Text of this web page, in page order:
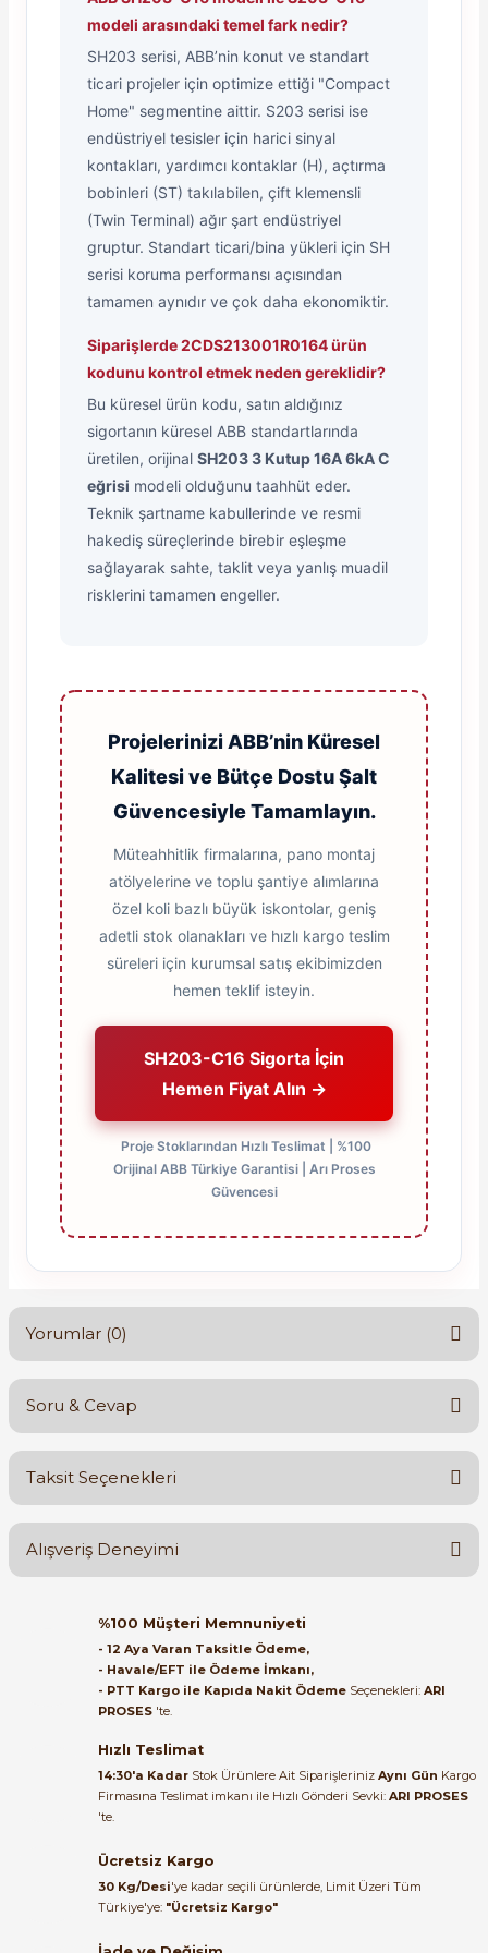
modeli arasındaki temel fark nedir?
SH203 serisi, ABB’nin konut ve standart
ticari projeler için optimize ettiği "Compact
Home" segmentine aittir. S203 serisi ise
endüstriyel tesisler için harici sinyal
kontakları, yardımcı kontaklar (H), açtırma
bobinleri (ST) takılabilen, çift klemensli
(Twin Terminal) ağır şart endüstriyel
gruptur. Standart ticari/bina yükleri için SH
serisi koruma performansı açısından
tamamen aynıdır ve çok daha ekonomiktir.
Siparişlerde 2CDS213001R0164 ürün
kodunu kontrol etmek neden gereklidir?
Bu küresel ürün kodu, satın aldığınız
sigortanın küresel ABB standartlarında
üretilen, orijinal SH203 3 Kutup 16A 6kA C
eğrisi modeli olduğunu taahhüt eder.
Teknik şartname kabullerinde ve resmi
hakediş süreçlerinde birebir eşleşme
sağlayarak sahte, taklit veya yanlış muadil
risklerini tamamen engeller.
Projelerinizi ABB’nin Küresel
Kalitesi ve Bütçe Dostu Şalt
Güvencesiyle Tamamlayın.
Müteahhitlik firmalarına, pano montaj
atölyelerine ve toplu şantiye alımlarına
özel koli bazlı büyük iskontolar, geniş
adetli stok olanakları ve hızlı kargo teslim
süreleri için kurumsal satış ekibimizden
hemen teklif isteyin.
SH203-C16 Sigorta İçin
Hemen Fiyat Alın →
Proje Stoklarından Hızlı Teslimat | %100
Orijinal ABB Türkiye Garantisi | Arı Proses
Güvencesi
Yorumlar (0)
Bu ürüne ilk yorumu siz yapın!
Soru & Cevap
Ürün hakkında henüz soru sorulmamış.
Taksit Seçenekleri
Alışveriş Deneyimi
Orijinal kutusuyla ertesi gün
ulaştı elimize. Teşekkürler.
B... A... | 27/06/2026
bundan mehmet bey ilgi ve
alakası için teşekkür ederim
muhammed demirci |
Ürün elime eksiksiz ve hasarsız
ulaştı. Paketleme özenliydi,
%100 Müşteri Memnuniyeti
- 12 Aya Varan Taksitle Ödeme,
- Havale/EFT ile Ödeme İmkanı,
- PTT Kargo ile Kapıda Nakit Ödeme Seçenekleri: ARI
PROSES 'te.
Hızlı Teslimat
14:30'a Kadar Stok Ürünlere Ait Siparişleriniz Aynı Gün Kargo
Firmasına Teslimat imkanı ile Hızlı Gönderi Sevki: ARI PROSES
'te.
Ücretsiz Kargo
30 Kg/Desi'ye kadar seçili ürünlerde, Limit Üzeri Tüm
Türkiye'ye: "Ücretsiz Kargo"